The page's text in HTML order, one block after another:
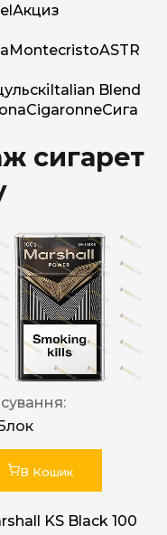
Акциз
MontecristoASTR
Italian Blend
CigaronneСига
сигарет
В Кошик
KS Black 100